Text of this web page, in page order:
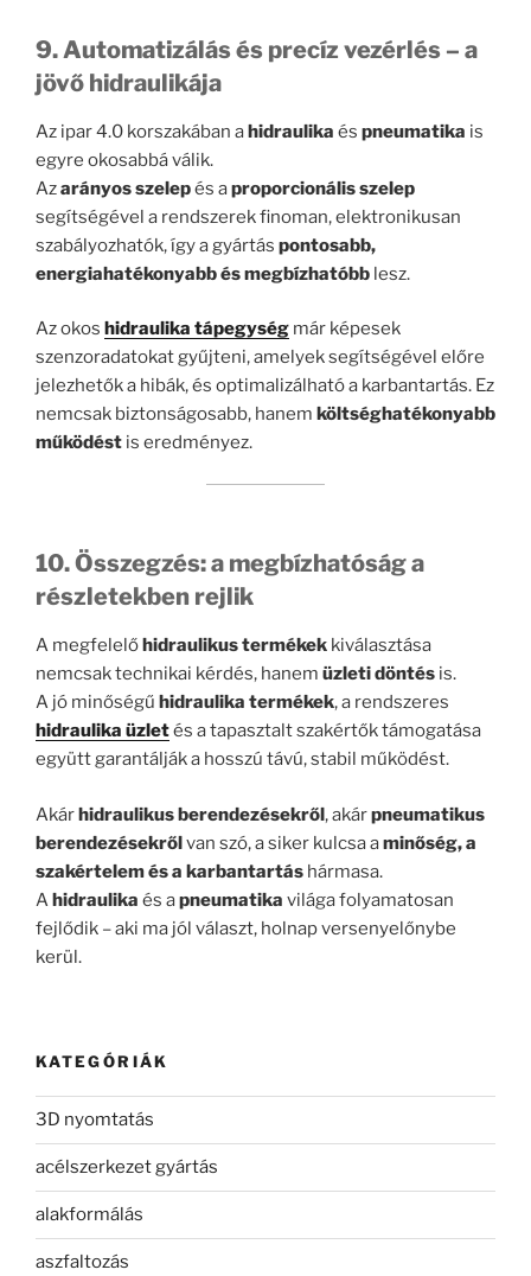
9. Automatizálás és precíz vezérlés – a
jövő hidraulikája
Az ipar 4.0 korszakában ahidraulika és pneumatika is
egyre okosabbá válik.
Azarányos szelepés aproporcionális szelep
segítségével a rendszerek finoman, elektronikusan
szabályozhatók, így a gyártás pontosabb,
energiahatékonyabb és megbízhatóbb lesz.
Az okos hidraulika tápegység már képesek
szenzoradatokat gyűjteni, amelyek segítségével előre
jelezhetők a hibák, és optimalizálható a karbantartás. Ez
nemcsak biztonságosabb, hanem költséghatékonyabb
működést is eredményez.
10. Összegzés: a megbízhatóság a
részletekben rejlik
A megfelelőhidraulikus termékek kiválasztása
nemcsak technikai kérdés, hanem üzleti döntés is.
A jó minőségű hidraulika termékek, a rendszeres
hidraulika üzletés a tapasztalt szakértők támogatása
együtt garantálják a hosszú távú, stabil működést.
Akárhidraulikus berendezésekről, akárpneumatikus
berendezésekrőlvan szó, a siker kulcsa aminőség, a
szakértelem és a karbantartás hármasa.
Ahidraulika és apneumatika világa folyamatosan
fejlődik – aki ma jól választ, holnap versenyelőnybe
kerül.
KATEGÓRIÁK
3D nyomtatás
acélszerkezet gyártás
alakformálás
aszfaltozás